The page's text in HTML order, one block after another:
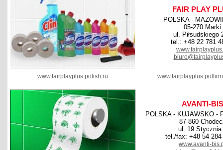
FAIR PLAY
POLSKA -
05-270 Marki
ul. Piłsudskiego
tel.: +48 22 781
www.fairplayplus.polish.ru
AVANTI-BIS
POLSKA - KUJAWSKO -
87-860
ul. 19 Stycznia
tel./fax: +48 54 284
www.avanti-